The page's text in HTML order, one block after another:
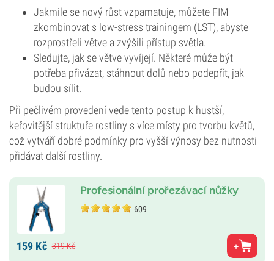
Jakmile se nový růst vzpamatuje, můžete FIM
zkombinovat s low-stress trainingem (LST), abyste
rozprostřeli větve a zvýšili přístup světla.
Sledujte, jak se větve vyvíjejí. Některé může být
potřeba přivázat, stáhnout dolů nebo podepřít, jak
budou sílit.
Při pečlivém provedení vede tento postup k hustší,
keřovitější struktuře rostliny s více místy pro tvorbu květů,
což vytváří dobré podmínky pro vyšší výnosy bez nutnosti
přidávat další rostliny.
Profesionální prořezávací nůžky
609
159 Kč 319Kč